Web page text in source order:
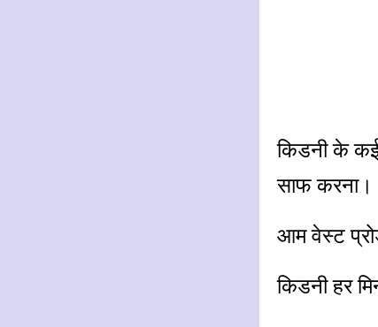
किडनी के
साफ करना।
आम वेस्ट
किडनी हर